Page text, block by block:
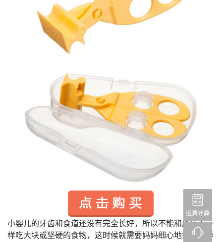
小婴儿的牙齿和食道还没有完全长好，所以不能和成年人一
样吃大块或坚硬的食物，这时候就需要妈妈细心地把食物弄